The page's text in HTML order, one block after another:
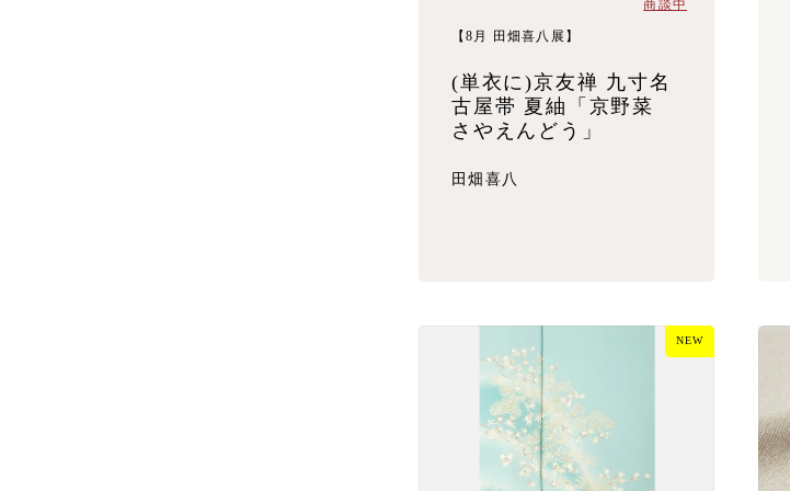
商談中
【8月 田畑喜八展】
(単衣に)京友禅 九寸名
古屋帯 夏紬「京野菜
さやえんどう」
田畑喜八
NEW